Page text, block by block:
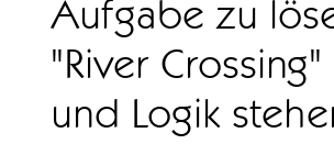
Aufgabe zu
"River
und Logik